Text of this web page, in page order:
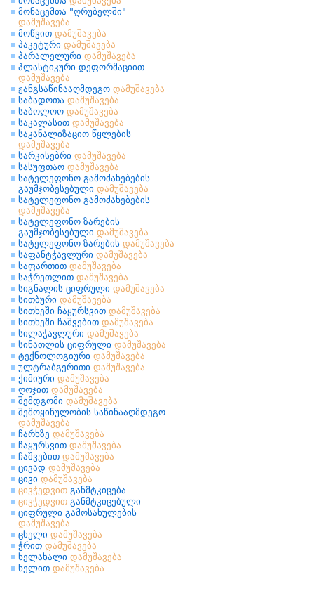
მონაცემთა "ღრუბელში"
დამუშავება
მოწვით დამუშავება
პაკეტური დამუშავება
პარალელური დამუშავება
პლასტიკური დეფორმაციით
დამუშავება
ჟანგსაწინააღმდეგო დამუშავება
საბადოთა დამუშავება
საბოლოო დამუშავება
საკალასით დამუშავება
საკანალიზაციო წყლების
დამუშავება
სარკისებრი დამუშავება
სასუფთაო დამუშავება
სატელეფონო გამოძახებების
გაუმჯობესებული დამუშავება
სატელეფონო გამოძახებების
დამუშავება
სატელეფონო ზარების
გაუმჯობესებული დამუშავება
სატელეფონო ზარების დამუშავება
საფანტჭავლური დამუშავება
საფართით დამუშავება
საჭრეთლით დამუშავება
სიგნალის ციფრული დამუშავება
სითბური დამუშავება
სითხეში ჩაყურსვით დამუშავება
სითხეში ჩაშვებით დამუშავება
სილაჭავლური დამუშავება
სინათლის ციფრული დამუშავება
ტექნოლოგიური დამუშავება
ულტრაბგერითი დამუშავება
ქიმიური დამუშავება
ღოჯით დამუშავება
შემდგომი დამუშავება
შემოყინულობის საწინააღმდეგო
დამუშავება
ჩარხზე დამუშავება
ჩაყურსვით დამუშავება
ჩაშვებით დამუშავება
ცივად დამუშავება
ცივი დამუშავება
ცივჭედვით განმტკიცება
ცივჭედვით განმტკიცებული
ციფრული გამოსახულების
დამუშავება
ცხელი დამუშავება
ჭრით დამუშავება
ხელახალი დამუშავება
ხელით დამუშავება